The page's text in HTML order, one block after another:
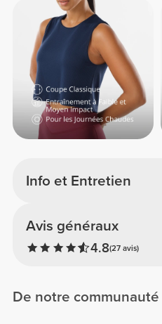
Info et Entretien
Avis généraux
4.8(27 avis)
De notre communauté